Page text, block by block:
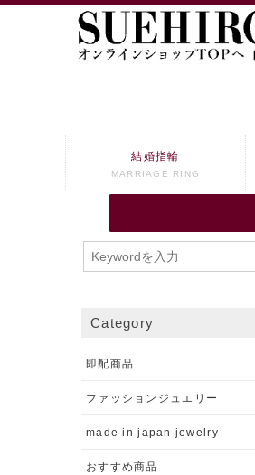
結婚指輪
MARRIAGE RING
Category
即配商品
ファッションジュエリー
made in japan jewelry
おすすめ商品